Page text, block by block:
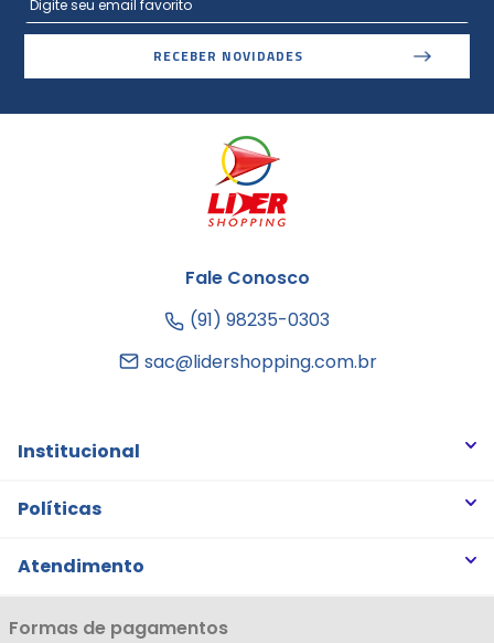
RECEBER NOVIDADES
Fale Conosco
(91) 98235-0303
sac@lidershopping.com.br
Institucional
Quem somos
Notícias
Políticas
Trocas e Devoluções
Política de Privacidade
Política de Entrega
Atendimento
Minha Conta
Formas de pagamentos